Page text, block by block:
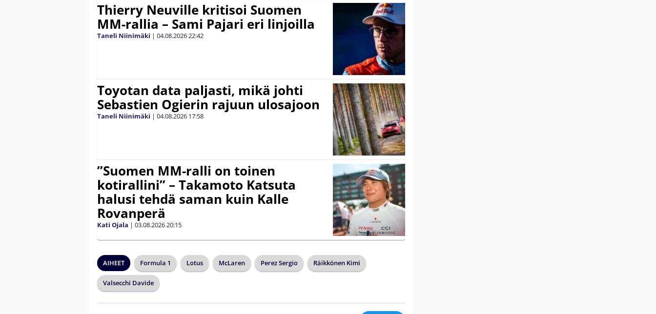
Thierry Neuville kritisoi Suomen
MM-rallia – Sami Pajari eri linjoilla
Taneli Niinimäki | 04.08.202622:42
Toyotan data paljasti, mikä johti
Sebastien Ogierin rajuun ulosajoon
Taneli Niinimäki | 04.08.2026 17:58
”Suomen MM-ralli on toinen
kotirallini” – Takamoto Katsuta
halusi tehdä saman kuin Kalle
Rovanperä
Kati Ojala | 03.08.202620:15
AIHEET Formula 1 Lotus McLaren Perez Sergio Räikkönen Kimi
Valsecchi Davide